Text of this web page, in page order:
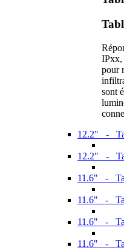
IPxx,
pour
sont
12.2" -
12.2" -
11.6" -
11.6" -
11.6" -
11.6" -